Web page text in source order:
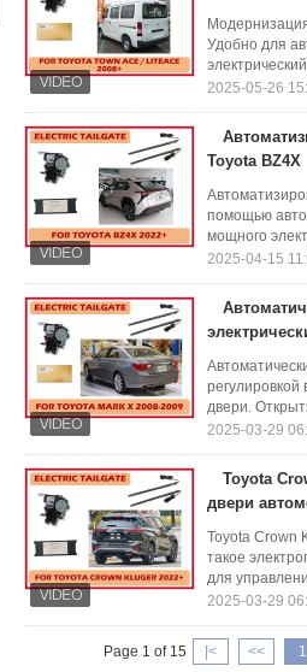
Удобно для
2025-05-26
Toyota BZ4X
помощью
мощного
2025-04-15
двери.
2025-03-29
Toyota
двери
Toyota Crown
такое
для
2025-03-29
Page 1 of 15 |< << 1